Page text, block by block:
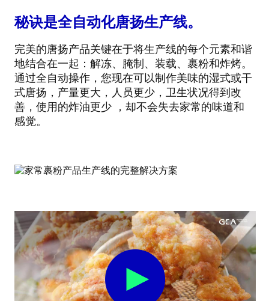
秘诀是全自动化唐扬生产线。
完美的唐扬产品关键在于将生产线的每个元素和谐
地结合在一起：解冻、腌制、装载、裹粉和炸烤。
通过全自动操作，您现在可以制作美味的湿式或干
式唐扬，产量更大，人员更少，卫生状况得到改
善，使用的炸油更少 ，却不会失去家常的味道和
感觉。